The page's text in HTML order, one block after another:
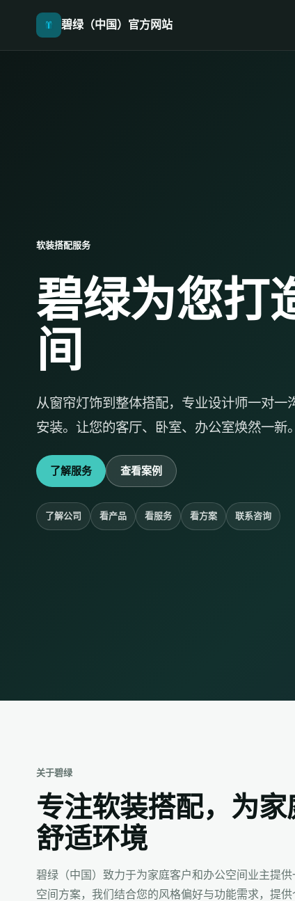
碧绿（中国）官方网站
软装搭配服务
碧绿为您打
间
从窗帘灯饰到整体搭配，专业设计师一对
安装。让您的客厅、卧室、办公室焕然一新。
了解服务 查看案例
了解公司 看产品 看服务 看方案 联系咨询
关于碧绿
专注软装搭配，为
舒适环境
碧绿（中国）致力于为家庭客户和办公空间业主提
空间方案，我们结合您的风格偏好与功能需求，提